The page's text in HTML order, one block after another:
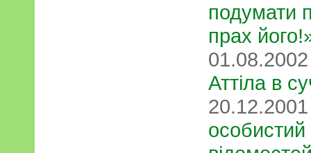
подумати
прах
Аттіла в
особистий